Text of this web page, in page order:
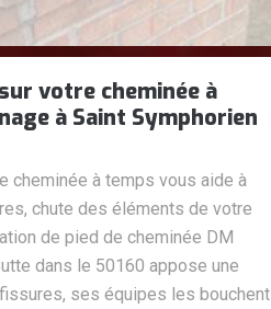
votre cheminée à
à Saint Symphorien
cheminée à temps vous aide à
chute des éléments de votre
de pied de cheminée DM
dans le 50160 appose une
ses équipes les bouchent